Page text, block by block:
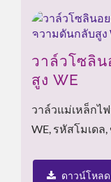
วาล์วโซลิ
สูง WE
วาล์วแม่เหล็กไ
WE, รหัสโมเดล
ดาวน์โหลด